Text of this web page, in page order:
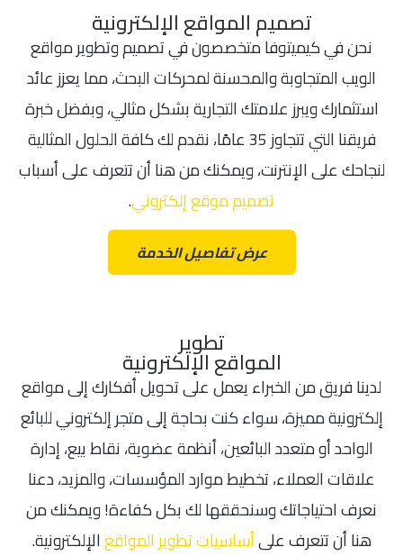
تصميم المواقع الإلكترونية
نحن في كيميتوفا متخصصون في تصميم وتطوير مواقع
الويب المتجاوبة والمحسنة لمحركات البحث، مما يعزز عائد
استثمارك ويبرز علامتك التجارية بشكل مثالي، وبفضل خبرة
فريقنا التي تتجاوز 35 عامًا، نقدم لك كافة الحلول المثالية
لنجاحك على الإنترنت، ويمكنك من هنا أن تتعرف على أسباب
تصميم موقع إلكتروني.
عرض تفاصيل الخدمة
تطوير
المواقع الإلكترونية
لدينا فريق من الخبراء يعمل على تحويل أفكارك إلى مواقع
إلكترونية مميزة، سواء كنت بحاجة إلى متجر إلكتروني للبائع
الواحد أو متعدد البائعين، أنظمة عضوية، نقاط بيع، إدارة
علاقات العملاء، تخطيط موارد المؤسسات، والمزيد، دعنا
نعرف احتياجاتك وسنحققها لك بكل كفاءة! ويمكنك من
هنا أن تتعرف علىأساسيات تطوير المواقعالإلكترونية.